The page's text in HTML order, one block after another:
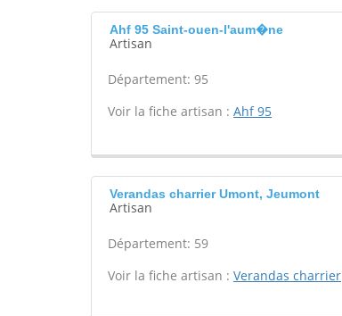
Ahf 95 Saint-ouen-l'aum�ne
Artisan
Département: 95
Voir la fiche artisan : Ahf 95
Verandas charrier Umont, Jeumont
Artisan
Département: 59
Voir la fiche artisan : Verandas charrier